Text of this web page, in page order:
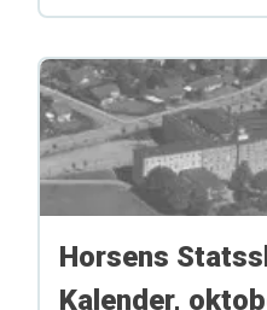
Horsens
Kalender,